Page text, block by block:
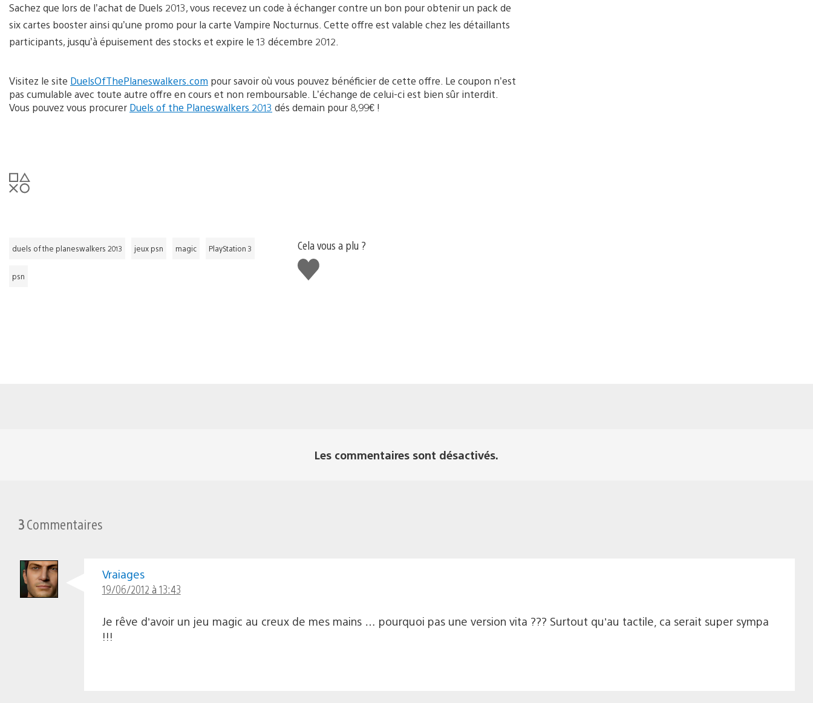
Sachez que lors de l’achat de Duels 2013, vous recevez un code à échanger contre un bon pour obtenir un pack de
six cartes booster ainsi qu’une promo pour la carte Vampire Nocturnus. Cette offre est valable chez les détaillants
participants, jusqu’à épuisement des stocks et expire le 13 décembre 2012.
Visitez le site DuelsOfThePlaneswalkers.com pour savoir où vous pouvez bénéficier de cette offre. Le coupon n’est
pas cumulable avec toute autre offre en cours et non remboursable. L’échange de celui-ci est bien sûr interdit.
Vous pouvez vous procurer Duels of the Planeswalkers 2013 dés demain pour 8,99€ !
duels of the planeswalkers 2013 jeux psn magic PlayStation 3
psn
Cela vous a plu ?
J'aime
Les commentaires sont désactivés.
3Commentaires
Vraiages
19/06/2012 à 13:43
Je rêve d’avoir un jeu magic au creux de mes mains … pourquoi pas une version vita ??? Surtout qu’au tactile, ca serait super sympa
!!!